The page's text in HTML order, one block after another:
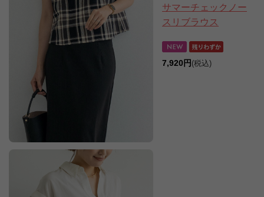
サマーチェックノー
スリブラウス
7,920円 (税込)